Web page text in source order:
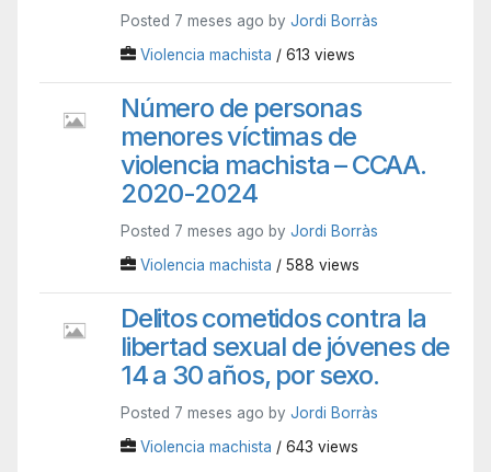
Posted 7 meses ago by Jordi Borràs
Violencia machista / 613 views
Número de personas
menores víctimas de
violencia machista – CCAA.
2020-2024
Posted 7 meses ago by Jordi Borràs
Violencia machista / 588 views
Delitos cometidos contra la
libertad sexual de jóvenes de
14 a 30 años, por sexo.
Posted 7 meses ago by Jordi Borràs
Violencia machista / 643 views